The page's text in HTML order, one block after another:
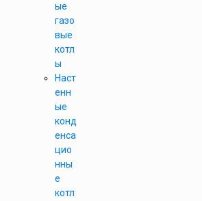
ые
газо
вые
котл
ы
Наст
енн
ые
конд
енса
цио
нны
е
котл